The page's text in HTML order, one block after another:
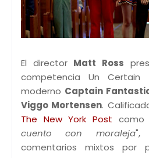
El director Matt Ross
competencia Un Certain
moderno Captain
Viggo Mortensen.
The New York Post como
cuento con moraleja",
comentarios mixtos por